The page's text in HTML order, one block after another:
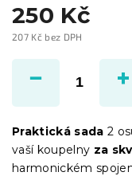
250 Kč
207 Kč bez DPH
cena:
Praktická sada 2
vaší koupelny za
harmonickém